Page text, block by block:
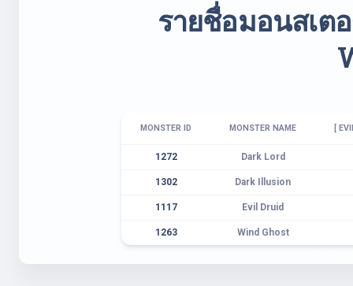
รายชื่อมอนสเต
MONSTER ID MONSTER NAME [
1272 Dark Lord
1302 Dark Illusion
1117 Evil Druid
1263 Wind Ghost